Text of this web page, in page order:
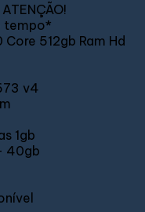
tempo*
512gb Ram Hd
v4
1gb
40gb